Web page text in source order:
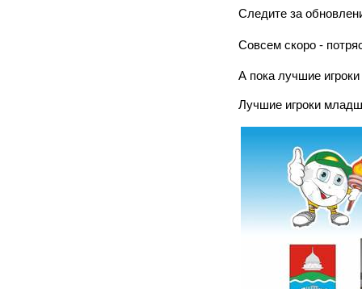
Следите за
Совсем скоро -
А пока лучшие
Лучшие игроки